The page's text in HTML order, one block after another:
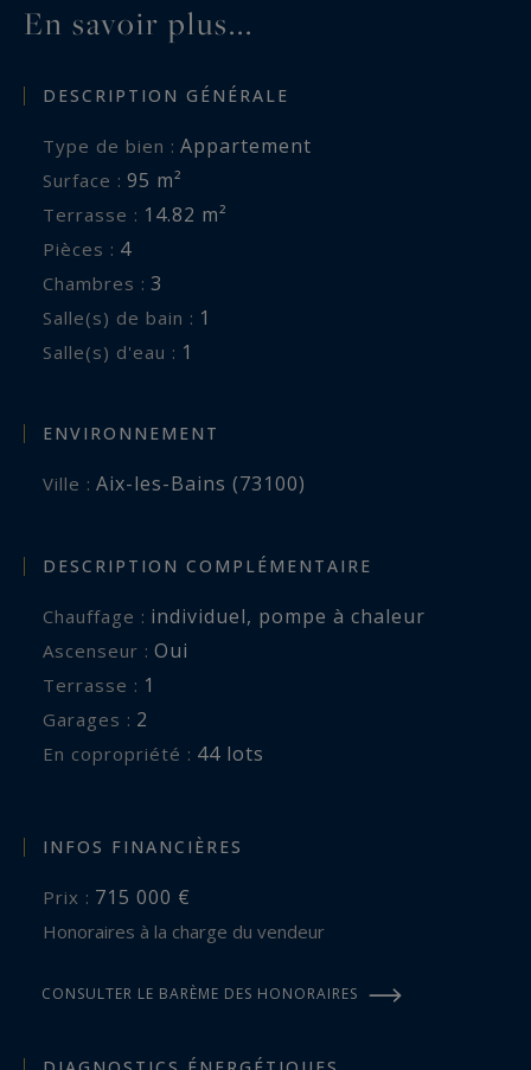
En savoir plus...
DESCRIPTION GÉNÉRALE
Type de bien : Appartement
Surface : 95 m²
Terrasse : 14.82 m²
Pièces : 4
Chambres : 3
Salle(s) de bain : 1
Salle(s) d'eau : 1
ENVIRONNEMENT
Ville : Aix-les-Bains (73100)
DESCRIPTION COMPLÉMENTAIRE
Chauffage : individuel, pompe à chaleur
Ascenseur : Oui
terrasse : 1
garages : 2
En copropriété : 44 lots
INFOS FINANCIÈRES
Prix : 715 000 €
Honoraires à la charge du vendeur
CONSULTER LE BARÈME DES HONORAIRES